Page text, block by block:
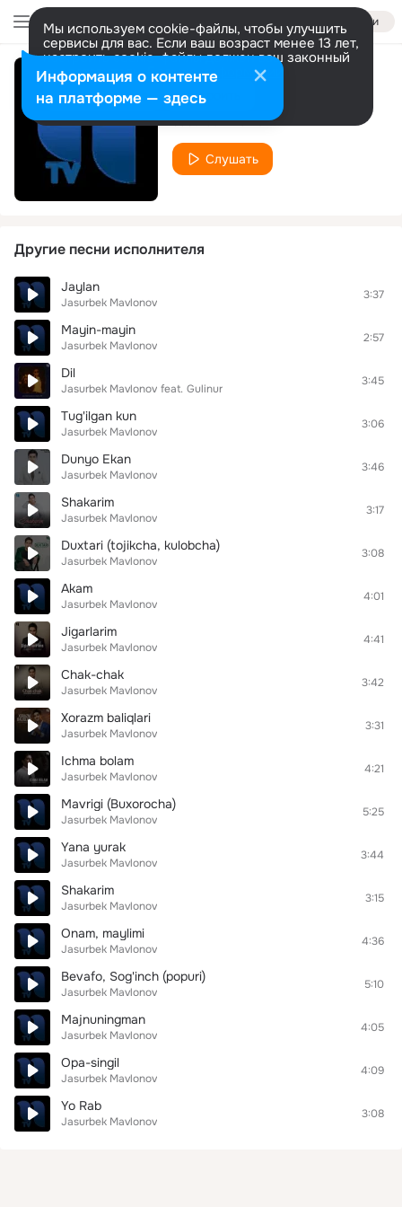
Войти
Мы используем cookie-файлы, чтобы улучшить
сервисы для вас. Если ваш возраст менее 13 лет,
настроить cookie-файлы должен ваш законный
представитель. Больше информации
Разрешить все Настроить
Sevaverasan
Jasurbek Mavlonov
Слушать
Другие песни исполнителя
Jaylan
Jasurbek Mavlonov
3:37
Mayin-mayin
Jasurbek Mavlonov
2:57
Dil
Jasurbek Mavlonov feat. Gulinur
3:45
Tug'ilgan kun
Jasurbek Mavlonov
3:06
Dunyo Ekan
Jasurbek Mavlonov
3:46
Shakarim
Jasurbek Mavlonov
3:17
Duxtari (tojikcha, kulobcha)
Jasurbek Mavlonov
3:08
Akam
Jasurbek Mavlonov
4:01
Jigarlarim
Jasurbek Mavlonov
4:41
Chak-chak
Jasurbek Mavlonov
3:42
Xorazm baliqlari
Jasurbek Mavlonov
3:31
Ichma bolam
Jasurbek Mavlonov
4:21
Mavrigi (Buxorocha)
Jasurbek Mavlonov
5:25
Yana yurak
Jasurbek Mavlonov
3:44
Shakarim
Jasurbek Mavlonov
3:15
Onam, maylimi
Jasurbek Mavlonov
4:36
Bevafo, Sog'inch (popuri)
Jasurbek Mavlonov
5:10
Majnuningman
Jasurbek Mavlonov
4:05
Opa-singil
Jasurbek Mavlonov
4:09
Yo Rab
Jasurbek Mavlonov
3:08
Информация о контенте
на платформе — здесь